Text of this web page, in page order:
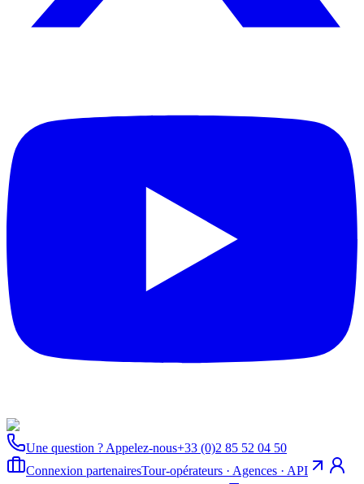
Une question ? Appelez-nous+33 (0)2 85 52 04 50
Connexion partenairesTour-opérateurs · Agences · API